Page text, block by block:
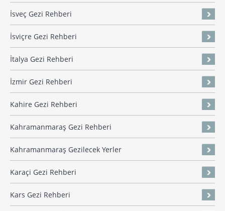
İsveç Gezi Rehberi
İsviçre Gezi Rehberi
İtalya Gezi Rehberi
İzmir Gezi Rehberi
Kahire Gezi Rehberi
Kahramanmaraş Gezi Rehberi
Kahramanmaraş Gezilecek Yerler
Karaçi Gezi Rehberi
Kars Gezi Rehberi